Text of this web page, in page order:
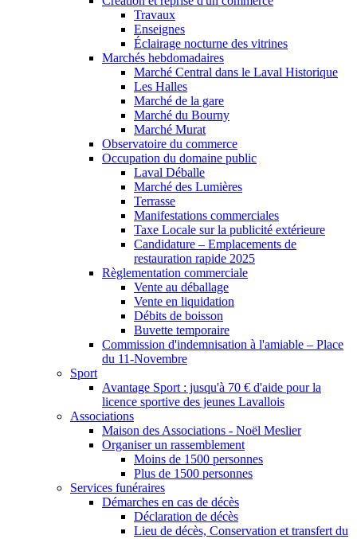
Travaux
Enseignes
Éclairage nocturne des vitrines
Marchés hebdomadaires
Marché Central dans le Laval Historique
Les Halles
Marché de la gare
Marché du Bourny
Marché Murat
Observatoire du commerce
Occupation du domaine public
Laval Déballe
Marché des Lumières
Terrasse
Manifestations commerciales
Taxe Locale sur la publicité extérieure
Candidature – Emplacements de
restauration rapide 2025
Règlementation commerciale
Vente au déballage
Vente en liquidation
Débits de boisson
Buvette temporaire
Commission d'indemnisation à l'amiable – Place
du 11-Novembre
Sport
Avantage Sport : jusqu'à 70 € d'aide pour la
licence sportive des jeunes Lavallois
Associations
Maison des Associations - Noël Meslier
Organiser un rassemblement
Moins de 1500 personnes
Plus de 1500 personnes
Services funéraires
Démarches en cas de décès
Déclaration de décès
Lieu de décès, Conservation et transfert du